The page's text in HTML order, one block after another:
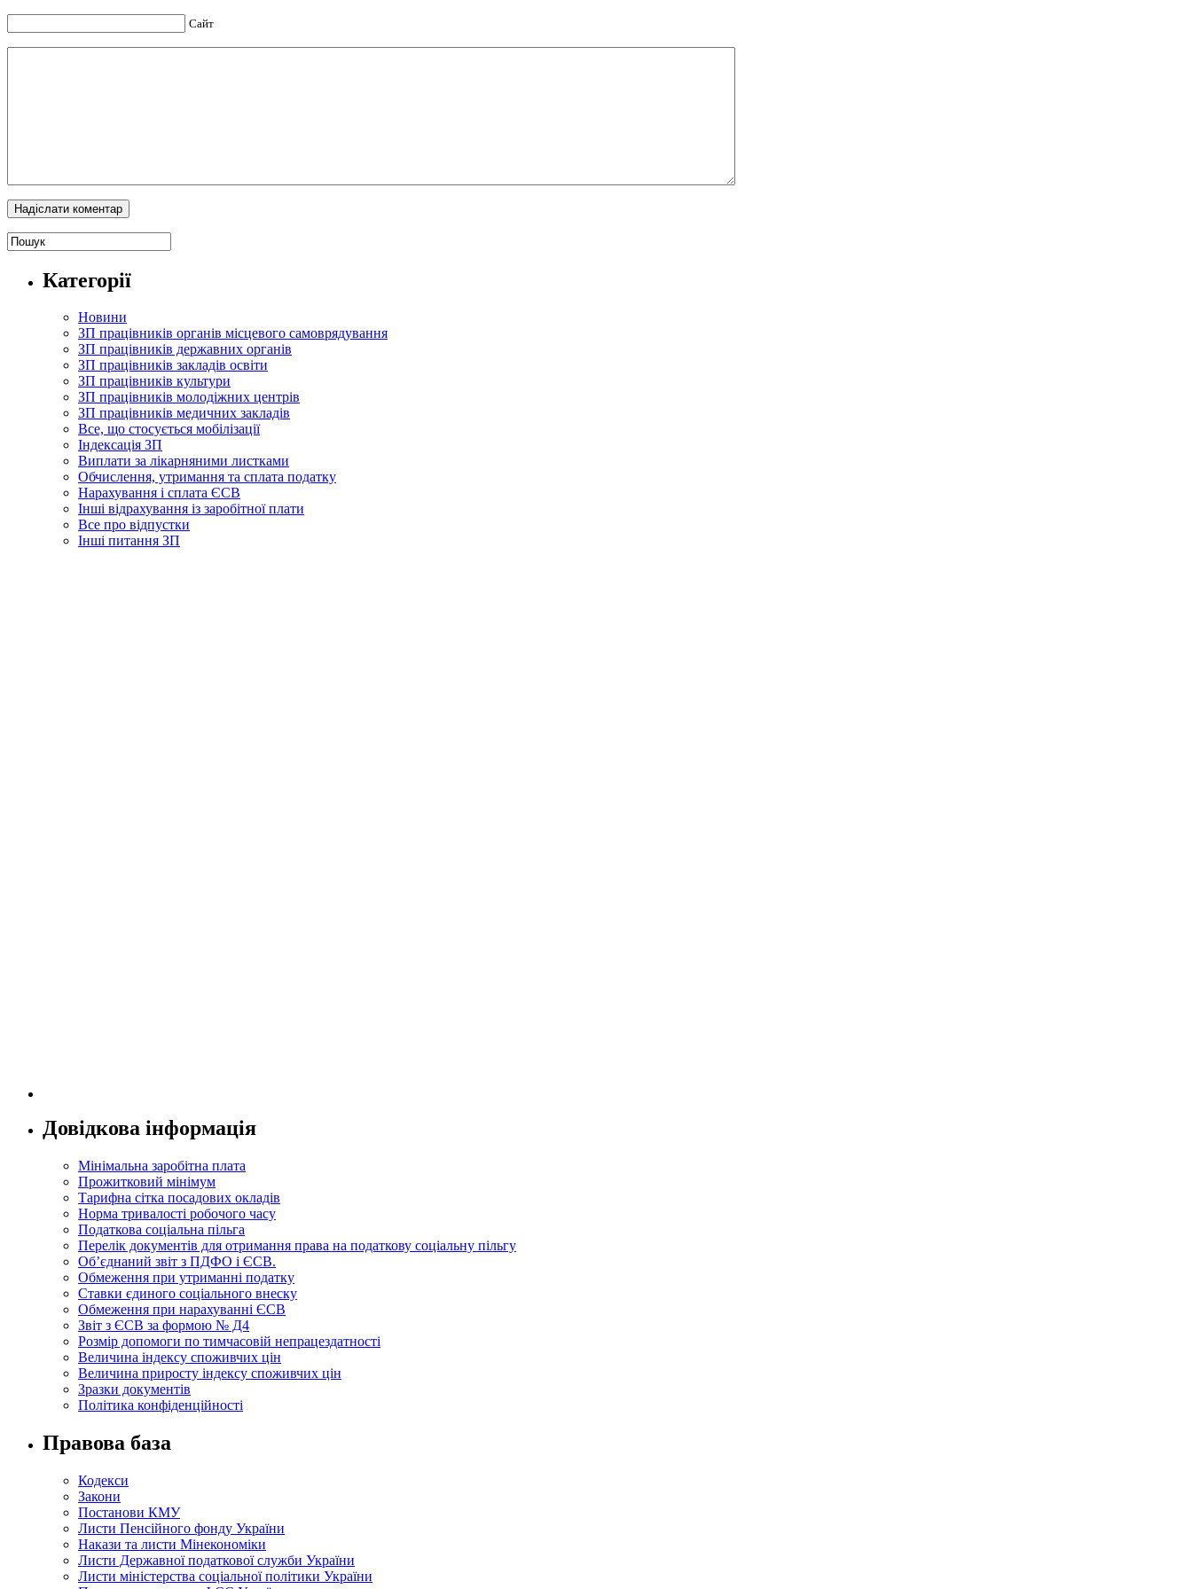
Сайт
Категорії
Новини
ЗП працівників органів місцевого самоврядування
ЗП працівників державних органів
ЗП працівників закладів освіти
ЗП працівників культури
ЗП працівників молодіжних центрів
ЗП працівників медичних закладів
Все, що стосується мобілізації
Індексація ЗП
Виплати за лікарняними листками
Обчислення, утримання та сплата податку
Нарахування і сплата ЄСВ
Інші відрахування із заробітної плати
Все про відпустки
Інші питання ЗП
Довідкова інформація
Мінімальна заробітна плата
Прожитковий мінімум
Тарифна сітка посадових окладів
Норма тривалості робочого часу
Податкова соціальна пільга
Перелік документів для отримання права на податкову соціальну пільгу
Об’єднаний звіт з ПДФО і ЄСВ.
Обмеження при утриманні податку
Ставки єдиного соціального внеску
Обмеження при нарахуванні ЄСВ
Звіт з ЄСВ за формою № Д4
Розмір допомоги по тимчасовій непрацездатності
Величина індексу споживчих цін
Величина приросту індексу споживчих цін
Зразки документів
Політика конфіденційності
Правова база
Кодекси
Закони
Постанови КМУ
Листи Пенсійного фонду України
Накази та листи Мінекономіки
Листи Державної податкової служби України
Листи міністерства соціальної політики України